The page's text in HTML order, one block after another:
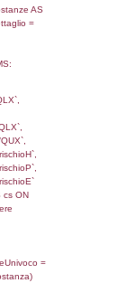
AND
FROM
ON
=
=